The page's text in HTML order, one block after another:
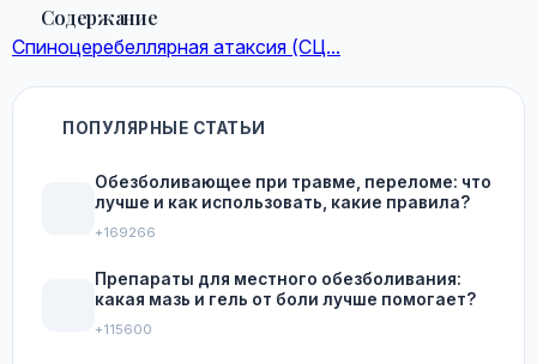
Содержание
Спиноцеребеллярная атаксия (СЦ...
ПОПУЛЯРНЫЕ СТАТЬИ
Обезболивающее при травме, переломе: что
лучше и как использовать, какие правила?
+169266
Препараты для местного обезболивания:
какая мазь и гель от боли лучше помогает?
+115600